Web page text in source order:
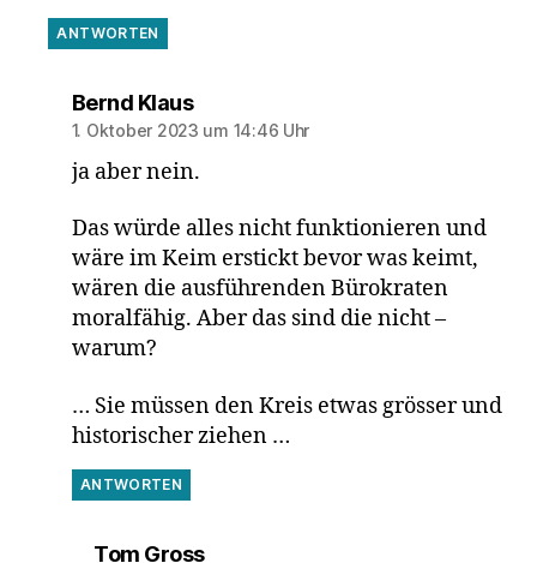
ANTWORTEN
Bernd Klaussagt:
1. Oktober 2023 um 14:46 Uhr
ja aber nein.
Das würde alles nicht funktionieren und
wäre im Keim erstickt bevor was keimt,
wären die ausführenden Bürokraten
moralfähig. Aber das sind die nicht –
warum?
… Sie müssen den Kreis etwas grösser und
historischer ziehen …
ANTWORTEN
Tom Grosssagt: